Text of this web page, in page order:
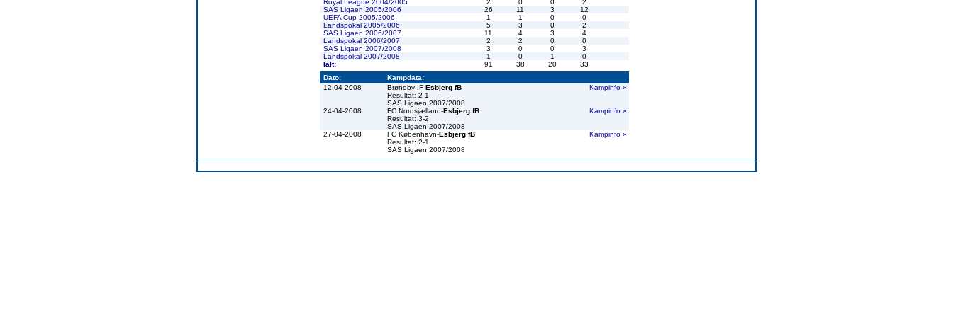
Royal League 2004/2005
2 0 0
2
SAS Ligaen 2005/2006
26 11 3
12
UEFA Cup 2005/2006
1 1 0
0
Landspokal 2005/2006
5 3 0
2
SAS Ligaen 2006/2007
11 4 3
4
Landspokal 2006/2007
2 2 0
0
SAS Ligaen 2007/2008
3 0 0
3
Landspokal 2007/2008
1 0 1
0
Ialt:
91 38 20
33
Dato:
Kampdata:
12-04-2008
Brøndby IF-Esbjerg fB
Resultat: 2-1
SAS Ligaen 2007/2008
Kampinfo »
24-04-2008 FC Nordsjælland-Esbjerg fB
Resultat: 3-2
SAS Ligaen 2007/2008
Kampinfo »
27-04-2008 FC København-Esbjerg fB
Resultat: 2-1
SAS Ligaen 2007/2008
Kampinfo »